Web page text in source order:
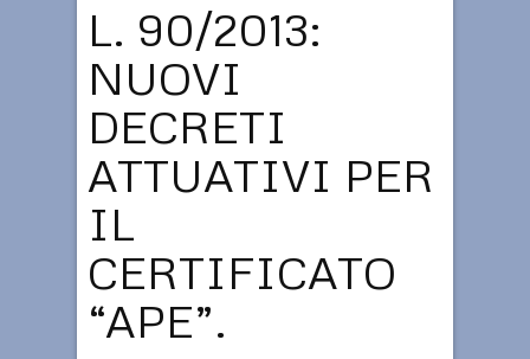
L. 90/2013:
NUOVI
DECRETI
ATTUATIVI PER
IL
CERTIFICATO
“APE”.